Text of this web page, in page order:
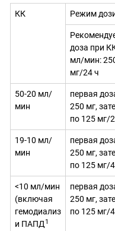
КК Режим
доза при
мл/мин:
мг/24 ч
50-20 мл/
мин
первая
250 мг,
по 125 мг/
19-10 мл/
мин
первая
250 мг,
по 125 мг/
<10 мл/мин
(включая
гемодиализ
и ПАПД 1
первая
250 мг,
по 125 мг/